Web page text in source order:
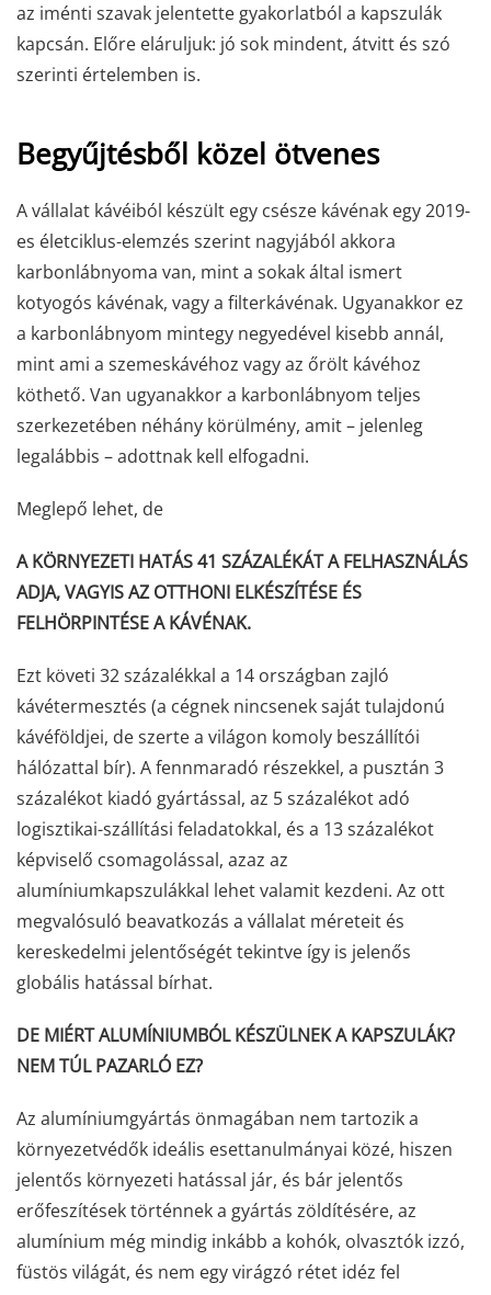
az iménti szavak jelentette gyakorlatból a kapszulák
kapcsán. Előre eláruljuk: jó sok mindent, átvitt és szó
szerinti értelemben is.
Begyűjtésből közel ötvenes
A vállalat kávéiból készült egy csésze kávénak egy 2019-
es életciklus-elemzés szerint nagyjából akkora
karbonlábnyoma van, mint a sokak által ismert
kotyogós kávénak, vagy a filterkávénak. Ugyanakkor ez
a karbonlábnyom mintegy negyedével kisebb annál,
mint ami a szemeskávéhoz vagy az őrölt kávéhoz
köthető. Van ugyanakkor a karbonlábnyom teljes
szerkezetében néhány körülmény, amit – jelenleg
legalábbis – adottnak kell elfogadni.
Meglepő lehet, de
A KÖRNYEZETI HATÁS 41 SZÁZALÉKÁT A FELHASZNÁLÁS
ADJA, VAGYIS AZ OTTHONI ELKÉSZÍTÉSE ÉS
FELHÖRPINTÉSE A KÁVÉNAK.
Ezt követi 32 százalékkal a 14 országban zajló
kávétermesztés (a cégnek nincsenek saját tulajdonú
kávéföldjei, de szerte a világon komoly beszállítói
hálózattal bír). A fennmaradó részekkel, a pusztán 3
százalékot kiadó gyártással, az 5 százalékot adó
logisztikai-szállítási feladatokkal, és a 13 százalékot
képviselő csomagolással, azaz az
alumíniumkapszulákkal lehet valamit kezdeni. Az ott
megvalósuló beavatkozás a vállalat méreteit és
kereskedelmi jelentőségét tekintve így is jelenős
globális hatással bírhat.
DE MIÉRT ALUMÍNIUMBÓL KÉSZÜLNEK A KAPSZULÁK?
NEM TÚL PAZARLÓ EZ?
Az alumíniumgyártás önmagában nem tartozik a
környezetvédők ideális esettanulmányai közé, hiszen
jelentős környezeti hatással jár, és bár jelentős
erőfeszítések történnek a gyártás zöldítésére, az
alumínium még mindig inkább a kohók, olvasztók izzó,
füstös világát, és nem egy virágzó rétet idéz fel